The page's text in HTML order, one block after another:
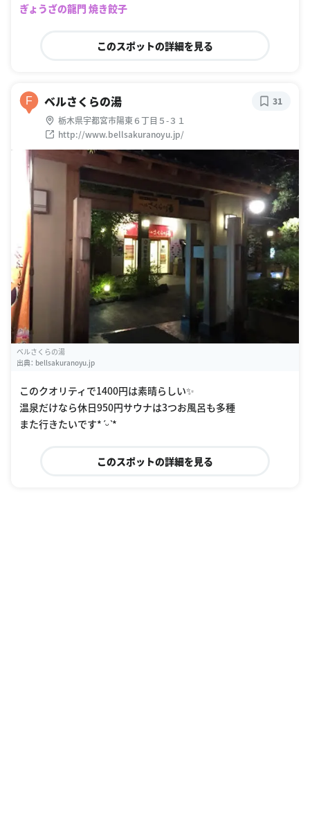
ぎょうざの龍門 焼き餃子
このスポットの詳細を見る
F ベルさくらの湯
栃木県宇都宮市陽東６丁目５-３１
http://www.bellsakuranoyu.jp/
31
ベルさくらの湯
出典： bellsakuranoyu.jp
このクオリティで1400円は素晴らしい✨
温泉だけなら休日950円サウナは3つお風呂も多種
また行きたいです*ˊᵕˋ*
このスポットの詳細を見る